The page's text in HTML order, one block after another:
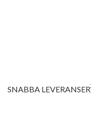
SNABBA LEVERANSER